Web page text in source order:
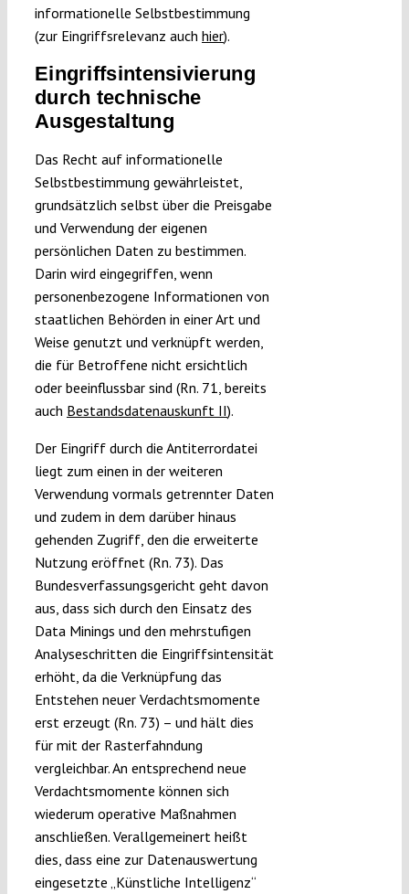
informationelle Selbstbestimmung
(zur Eingriffsrelevanz auch hier).
Eingriffsintensivierung
durch technische
Ausgestaltung
Das Recht auf informationelle
Selbstbestimmung gewährleistet,
grundsätzlich selbst über die Preisgabe
und Verwendung der eigenen
persönlichen Daten zu bestimmen.
Darin wird eingegriffen, wenn
personenbezogene Informationen von
staatlichen Behörden in einer Art und
Weise genutzt und verknüpft werden,
die für Betroffene nicht ersichtlich
oder beeinflussbar sind (Rn. 71, bereits
auch Bestandsdatenauskunft II).
Der Eingriff durch die Antiterrordatei
liegt zum einen in der weiteren
Verwendung vormals getrennter Daten
und zudem in dem darüber hinaus
gehenden Zugriff, den die erweiterte
Nutzung eröffnet (Rn. 73). Das
Bundesverfassungsgericht geht davon
aus, dass sich durch den Einsatz des
Data Minings und den mehrstufigen
Analyseschritten die Eingriffsintensität
erhöht, da die Verknüpfung das
Entstehen neuer Verdachtsmomente
erst erzeugt (Rn. 73) – und hält dies
für mit der Rasterfahndung
vergleichbar. An entsprechend neue
Verdachtsmomente können sich
wiederum operative Maßnahmen
anschließen. Verallgemeinert heißt
dies, dass eine zur Datenauswertung
eingesetzte „Künstliche Intelligenz“